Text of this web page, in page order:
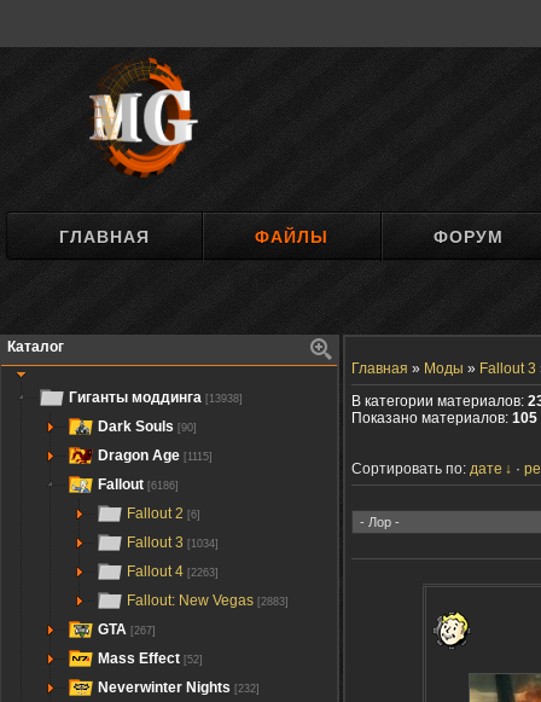
ГЛАВНАЯ ФАЙЛЫ ФОРУМ
Каталог
Гиганты моддинга [13938]
Dark Souls [90]
Dragon Age [1115]
Fallout [6186]
Fallout 2 [6]
Fallout 3 [1034]
Fallout 4 [2263]
Fallout: New Vegas [2883]
GTA [267]
Mass Effect [52]
Neverwinter Nights [232]
Главная » Моды » Fallout 3
В категории материалов:
Показано материалов: 105
Сортировать по: дате